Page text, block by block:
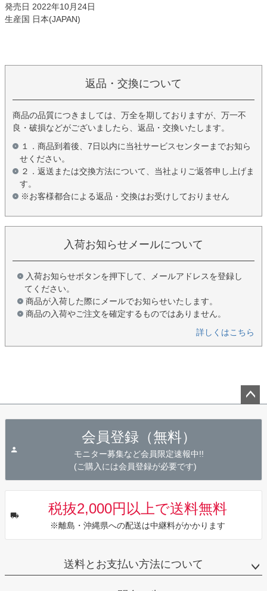
発売日 2022年10月24日
生産国 日本(JAPAN)
返品・交換について
商品の品質につきましては、万全を期しておりますが、万一不
良・破損などがございましたら、返品・交換いたします。
１．商品到着後、7日以内に当社サービスセンターまでお知ら
せください。
２．返送または交換方法について、当社よりご返答申し上げま
す。
※お客様都合による返品・交換はお受けしておりません
入荷お知らせメールについて
入荷お知らせボタンを押下して、メールアドレスを登録し
てください。
商品が入荷した際にメールでお知らせいたします。
商品の入荷やご注文を確定するものではありません。
詳しくはこちら
会員登録（無料）
モニター募集など会員限定速報中!!
(ご購入には会員登録が必要です)
税抜2,000円以上で送料無料
※離島・沖縄県への配送は中継料がかかります
送料とお支払い方法について